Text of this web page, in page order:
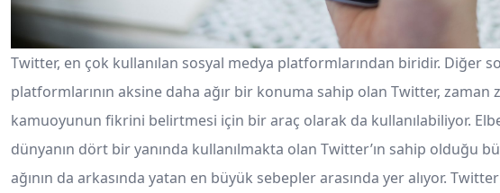
Twitter, en çok kullanılan sosyal medya platformlarından biridir. Diğer
platformlarının aksine daha ağır bir konuma sahip olan Twitter, zaman
kamuoyunun fikrini belirtmesi için bir araç olarak da kullanılabiliyor.
dünyanın dört bir yanında kullanılmakta olan Twitter’ın sahip olduğu
ağının da arkasında yatan en büyük sebepler arasında yer alıyor. Twitter